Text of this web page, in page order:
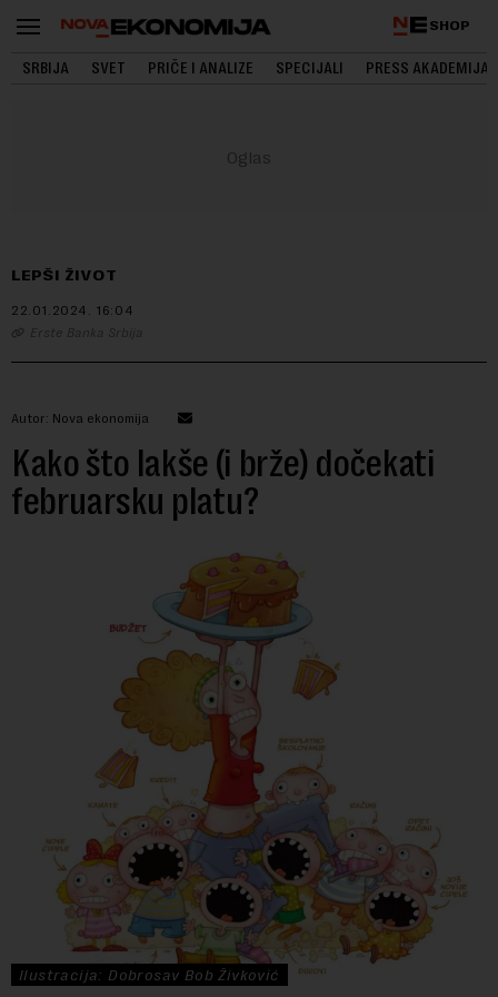
SHOP
SRBIJA SVET PRIČE I ANALIZE SPECIJALI PRESS AKADEMIJA
LEPŠI ŽIVOT
22.01.2024. 16:04
Erste Banka Srbija
Autor: Nova ekonomija
Kako što lakše (i brže) dočekati
februarsku platu?
Ilustracija: Dobrosav Bob Živković